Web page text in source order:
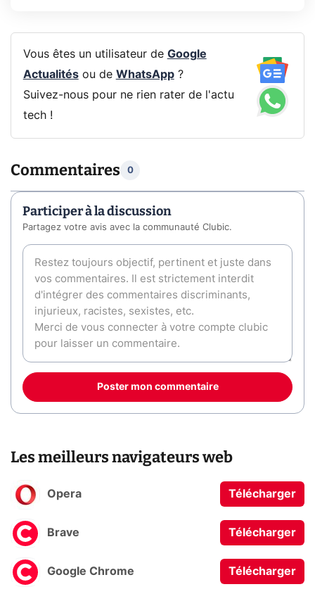
Vous êtes un utilisateur de Google
Actualitésou de WhatsApp?
Suivez-nous pour ne rien rater de l'actu
tech !
Commentaires 0
Participer à la discussion
Partagez votre avis avec la communauté Clubic.
Poster mon commentaire
Les meilleurs navigateurs web
Opera Télécharger
Brave Télécharger
Google Chrome Télécharger